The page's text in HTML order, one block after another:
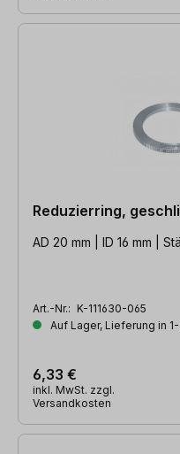
Reduzierring,
AD 20 mm | ID 16 mm |
Art.-Nr.: K-111630-065
Auf Lager, Lieferung in
6,33 €
inkl. MwSt. zzgl.
Versandkosten